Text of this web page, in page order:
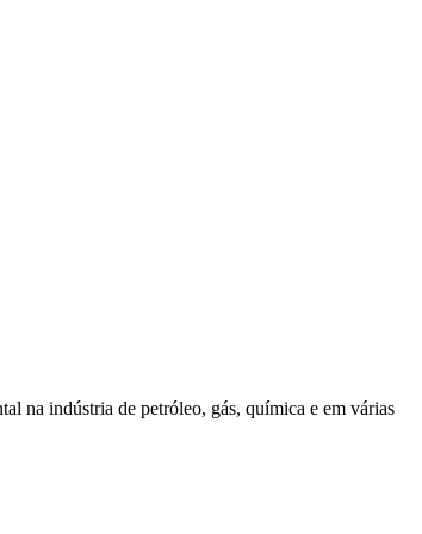
na indústria de petróleo, gás, química e em várias